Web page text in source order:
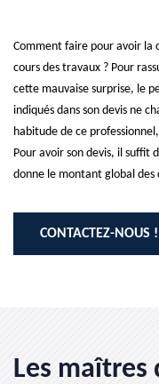
Comment faire pour avoir la
cours des travaux ? Pour
cette mauvaise surprise, le
indiqués dans son devis ne
habitude de ce
Pour avoir son devis, il suffit
donne le montant global des
CONTACTEZ-NOUS !
Les